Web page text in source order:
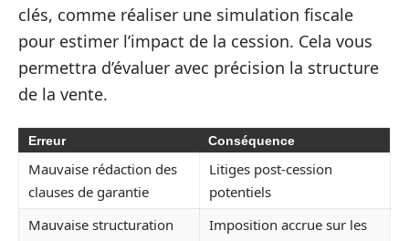
clés, comme réaliser une simulation fiscale
pour estimer l’impact de la cession. Cela vous
permettra d’évaluer avec précision la structure
de la vente.
Erreur Conséquence
Mauvaise rédaction des
clauses de garantie
Litiges post-cession
potentiels
Mauvaise structuration
Imposition accrue sur les